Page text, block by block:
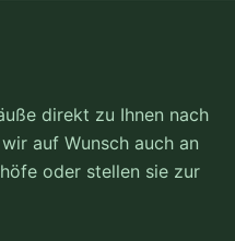
direkt zu Ihnen nach
auf Wunsch auch an
oder stellen sie zur